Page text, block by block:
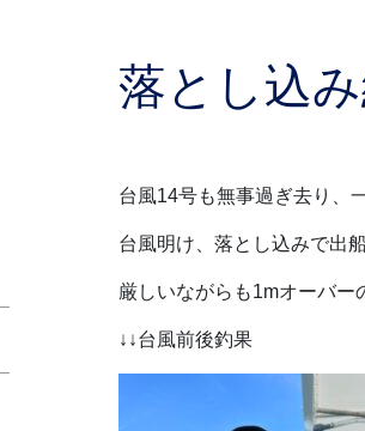
落とし込み
台風14号も無事過ぎ去り、
台風明け、落とし込みで出
厳しいながらも1mオーバー
↓↓台風前後釣果